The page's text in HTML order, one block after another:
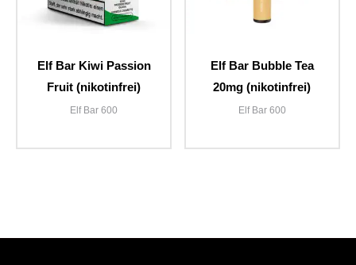
Elf Bar Kiwi Passion
Fruit (nikotinfrei)
Elf Bar 600
Elf Bar Bubble Tea
20mg (nikotinfrei)
Elf Bar 600